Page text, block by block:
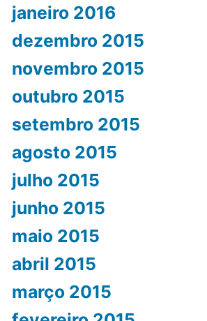
janeiro 2016
dezembro 2015
novembro 2015
outubro 2015
setembro 2015
agosto 2015
julho 2015
junho 2015
maio 2015
abril 2015
março 2015